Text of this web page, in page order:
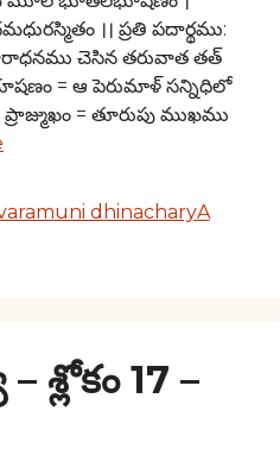
।। ప్రతి పదార్థము:
చెసిన తరువాత తత్
= ఆ పెరుమాళ్ సన్నిధిలో
ప్రాజ్ముఖం = తూరుపు ముఖము
dhinacharyA
శ్లోకం 17 –